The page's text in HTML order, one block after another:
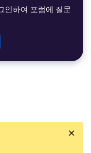
인하여 포럼에 질문